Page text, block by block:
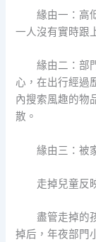
緣由一：高低
一人沒有實時跟
緣由二：部門
心，在出行經過
內搜索風趣的物
散。
緣由三：被家
走掉兒童反
盡管走掉的孩
掉后，年夜部門